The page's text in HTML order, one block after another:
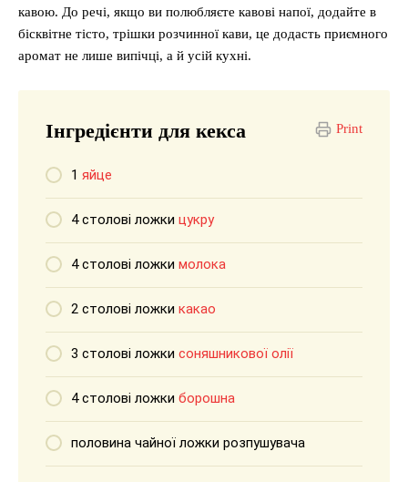
кавою. До речі, якщо ви полюбляєте кавові напої, додайте в
бісквітне тісто, трішки розчинної кави, це додасть приємного
аромат не лише випічці, а й усій кухні.
Print
Інгредієнти для кекса
1 яйце
4 столові ложки цукру
4 столові ложки молока
2 столові ложки какао
3 столові ложки соняшникової олії
4 столові ложки борошна
половина чайної ложки розпушувача